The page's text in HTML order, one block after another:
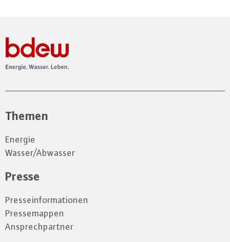
Themen
Energie
Wasser/Abwasser
Presse
Presseinformationen
Pressemappen
Ansprechpartner